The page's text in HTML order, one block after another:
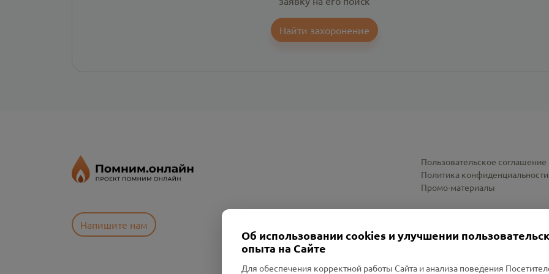
Найти захоронение
Напишите нам
Пользовательское соглашение
Политика конфиденциальности
Промо-материалы
Об использовании cookies и улучшении
опыта на Сайте
Для обеспечения корректной работы Сайта и анализа поведения